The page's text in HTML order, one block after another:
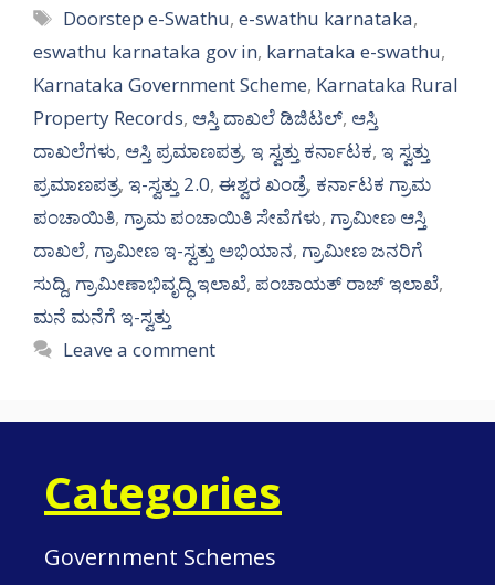
Tags
Doorstep e-Swathu,e-swathu karnataka,
eswathu karnataka gov in, karnataka e-swathu,
Karnataka Government Scheme, Karnataka Rural
Property Records, ಆಸ್ತಿ ದಾಖಲೆ ಡಿಜಿಟಲ್, ಆಸ್ತಿ
ದಾಖಲೆಗಳು, ಆಸ್ತಿ ಪ್ರಮಾಣಪತ್ರ, ಇ ಸ್ವತ್ತು ಕರ್ನಾಟಕ, ಇ ಸ್ವತ್ತು
ಪ್ರಮಾಣಪತ್ರ, ಇ-ಸ್ವತ್ತು 2.0, ಈಶ್ವರ ಖಂಡ್ರೆ, ಕರ್ನಾಟಕ ಗ್ರಾಮ
ಪಂಚಾಯಿತಿ, ಗ್ರಾಮ ಪಂಚಾಯಿತಿ ಸೇವೆಗಳು, ಗ್ರಾಮೀಣ ಆಸ್ತಿ
ದಾಖಲೆ, ಗ್ರಾಮೀಣ ಇ-ಸ್ವತ್ತು ಅಭಿಯಾನ, ಗ್ರಾಮೀಣ ಜನರಿಗೆ
ಸುದ್ದಿ, ಗ್ರಾಮೀಣಾಭಿವೃದ್ಧಿ ಇಲಾಖೆ, ಪಂಚಾಯತ್ ರಾಜ್ ಇಲಾಖೆ,
ಮನೆ ಮನೆಗೆ ಇ-ಸ್ವತ್ತು
Leave a comment
Categories
Government Schemes